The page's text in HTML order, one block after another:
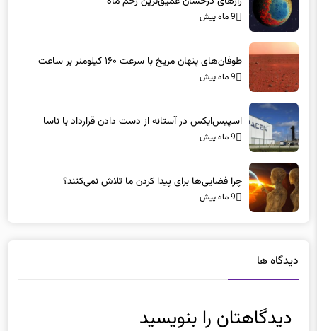
9 ماه پیش
9 ماه پیش
نشانی ایمیل شما منتشر نخواهد شد.بخش‌های موردنیاز علامت‌گذاری